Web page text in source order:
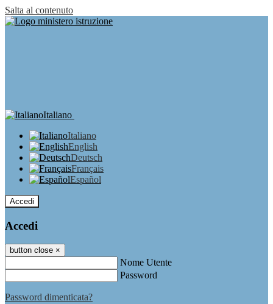
Salta al contenuto
Italiano
Italiano
English
Deutsch
Français
Español
Accedi
Accedi
button close ×
Nome Utente
Password
Password dimenticata?